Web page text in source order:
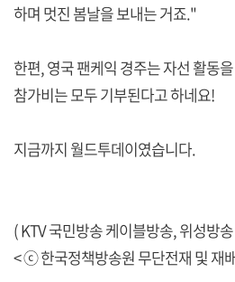
하며 멋진 봄날을 보내는 거죠."
한편, 영국 팬케익 경주는 자선 활동
참가비는 모두 기부된다고 하네요!
지금까지 월드투데이였습니다.
( KTV 국민방송 케이블방송, 위성방
< ⓒ 한국정책방송원 무단전재 및 재